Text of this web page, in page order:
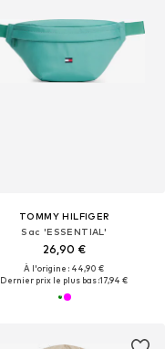
TOMMY HILFIGER
Sac 'ESSENTIAL'
26,90 €
À l'origine : 44,90 €
Dernier prix le plus bas :17,94 €